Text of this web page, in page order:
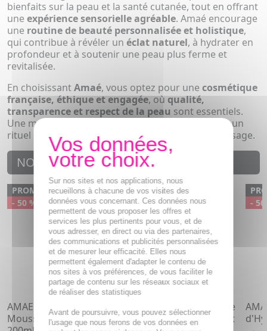
bienfaits sur la peau et la santé cutanée, tout en offrant
une expérience sensorielle agréable. Amaé encourage
une routine de beauté personnalisée et holistique,
qui contribue à révéler un éclat naturel, à hydrater en
profondeur et à soutenir une peau plus ferme et
revitalisée.
En choisissantAmaé, vous optez pour une cosmétique
française, éthique et engagée, oùqualité,
transparence et respect de la peau sont essentiels.
Une marque qui fait de la
beauté et du bien-êtreun
rituel complet, alliant science, nature et plaisir d'usage.
NOUVEAUTÉS
PROMO
- 50 %
AMAE Am-Fresh -
Mousse Éclat Nettoyante
PROMO
- 50 %
AMAE Am-Soft - Masque
Hydratant Réconfortant
-
Sur nos sites et nos applications, nous
recueillons à chacune de vos visites des
données vous concernant. Ces données nous
permettent de vous proposer les offres et
services les plus pertinents pour vous, et de
vous adresser, en direct ou via des partenaires,
des communications et publicités personnalisées
et de mesurer leur efficacité. Elles nous
permettent également d'adapter le contenu de
nos sites à vos préférences, de vous faciliter le
partage de contenu sur les réseaux sociaux et
de réaliser des statistiques
Avant de poursuivre, vous pouvez sélectionner
l'usage que nous ferons de vos données en